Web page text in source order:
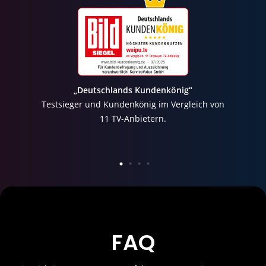
„Deutschlands Kundenkönig“
Testsieger und Kundenkönig im Vergleich von
11 TV-Anbietern.
FAQ